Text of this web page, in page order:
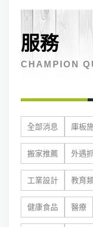
服務
CHAMPION
全部消息 庫板
搬家推薦 外遇
工業設計 教育
健康食品 醫療